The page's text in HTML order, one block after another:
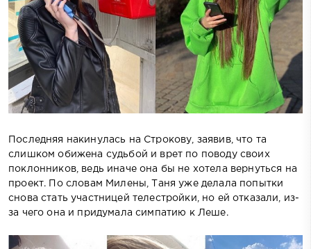
Последняя накинулась на Строкову, заявив, что та
слишком обижена судьбой и врет по поводу своих
поклонников, ведь иначе она бы не хотела вернуться на
проект. По словам Милены, Таня уже делала попытки
снова стать участницей телестройки, но ей отказали, из-
за чего она и придумала симпатию к Леше.